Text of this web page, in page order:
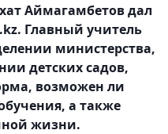
Аймагамбетов дал
Главный учитель
министерства,
детских садов,
возможен ли
а также
жизни.